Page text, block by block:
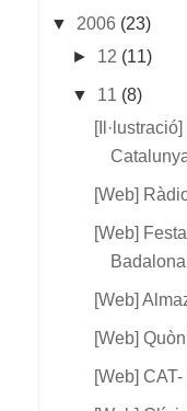
▼ 2006 (23)
► 12 (11)
▼ 11 (8)
[web]
[web]
[web]
[web]
[web]